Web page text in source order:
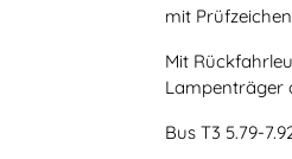
mit Prüfzeichen
Mit
Lampenträger
Bus T3 5.79-